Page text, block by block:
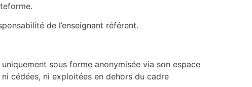
de l’enseignant référent.
sous forme anonymisée via son espace
cédées, ni exploitées en dehors du cadre